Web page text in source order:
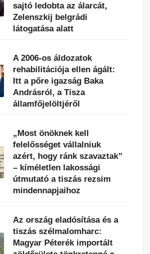
sajtó ledobta az álarcát,
Zelenszkij belgrádi
látogatása alatt
A 2006-os áldozatok
rehabilitációja ellen ágált:
Itt a pőre igazság Baka
Andrásról, a Tisza
államfőjelöltjéről
„Most önöknek kell
felelősséget vállalniuk
azért, hogy ránk szavaztak”
– kíméletlen lakossági
útmutató a tiszás rezsim
mindennapjaihoz
Az ország eladósítása és a
tiszás szélmalomharc:
Magyar Péterék importált